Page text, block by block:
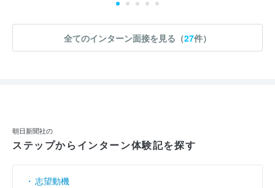
全てのインターン面接を見る（27件）
朝日新聞社の
ステップからインターン体験記を探す
志望動機